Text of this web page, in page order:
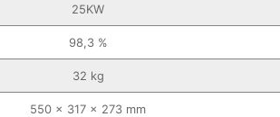
25KW
98,3 %
32 kg
550 x 317 x 273 mm